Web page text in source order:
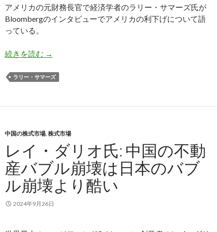
アメリカの元財務長官で経済学者のラリー・サマーズ氏が
Bloombergのインタビューでアメリカの利下げについて語
っている。
続きを読む サマーズ氏: 米国はこのまま利下げすればインフ
→
ラリー・サマーズ
中国の株式市場, 株式市場
レイ・ダリオ氏: 中国の不動
産バブル崩壊は日本のバブ
ル崩壊より酷い
2024年9月26日